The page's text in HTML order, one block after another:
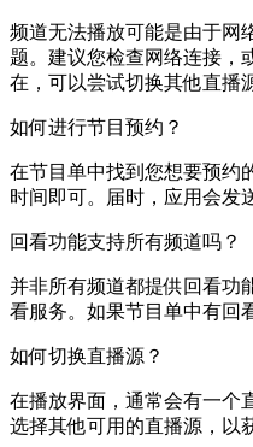
频道无法播放可能是由于网
题。建议您检查网络连接，
在，可以尝试切换其他直播
如何进行节目预约？
在节目单中找到您想要预约
时间即可。届时，应用会发
回看功能支持所有频道吗？
并非所有频道都提供回看功
看服务。如果节目单中有回
如何切换直播源？
在播放界面，通常会有一个
选择其他可用的直播源，以